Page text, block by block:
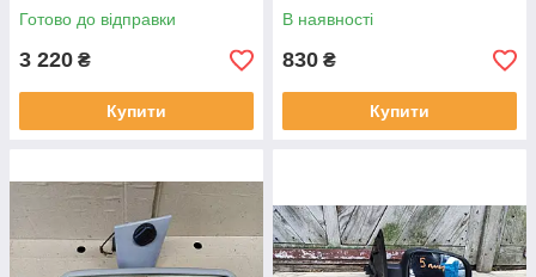
Готово до відправки
3 220 ₴
Купити
В наявності
830 ₴
Купити